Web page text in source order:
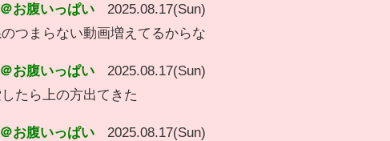
お腹いっぱい
2025.08.17(Sun)
つまらない動画増えてるからな
お腹いっぱい
2025.08.17(Sun)
たら上の方出てきた
お腹いっぱい
2025.08.17(Sun)